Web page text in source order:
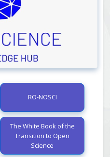
RO-NOSCI
The White Book of the
Transition to Open
Science